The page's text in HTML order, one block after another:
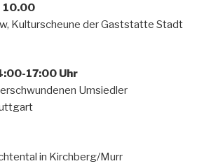
10.00
Kulturscheune der Gaststatte Stadt
17:00 Uhr
Umsiedler
in Kirchberg/Murr